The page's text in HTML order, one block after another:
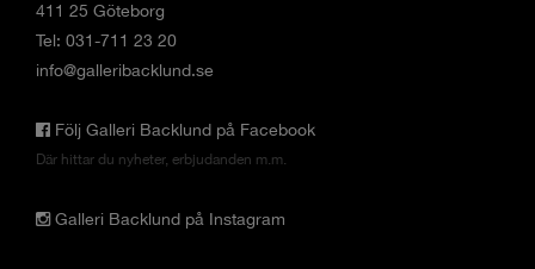
411 25 Göteborg
Tel: 031-711 23 20
info@galleribacklund.se
Följ Galleri Backlund på Facebook
Där hittar du nyheter, erbjudanden m.m.
Galleri Backlund på Instagram